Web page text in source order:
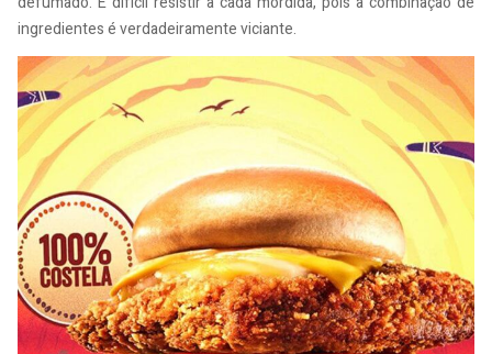
ingredientes é verdadeiramente viciante.